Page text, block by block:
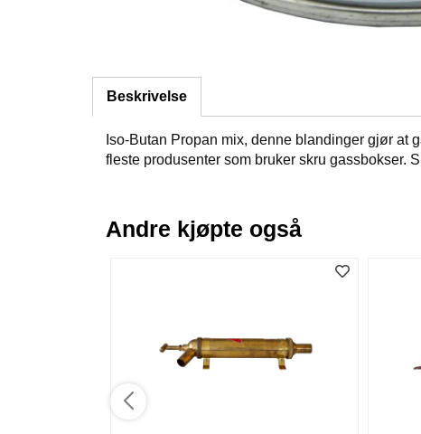
Beskrivelse
Iso-Butan Propan mix, denne blandinger gjør at
fleste produsenter som bruker skru gassbokser.
Andre kjøpte også